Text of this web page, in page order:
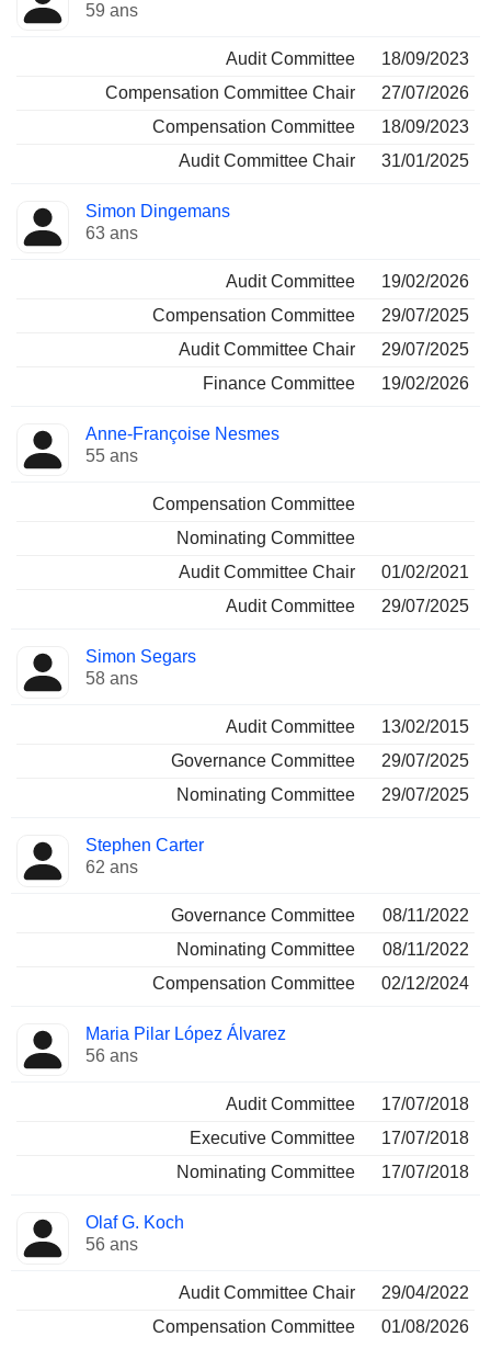
59 ans
Audit Committee
18/09/2023
Compensation Committee Chair
27/07/2026
Compensation Committee
18/09/2023
Audit Committee Chair
31/01/2025
Simon Dingemans
63 ans
Audit Committee
19/02/2026
Compensation Committee
29/07/2025
Audit Committee Chair
29/07/2025
Finance Committee
19/02/2026
Anne-Françoise Nesmes
55 ans
Compensation Committee
Nominating Committee
Audit Committee Chair
01/02/2021
Audit Committee
29/07/2025
Simon Segars
58 ans
Audit Committee
13/02/2015
Governance Committee
29/07/2025
Nominating Committee
29/07/2025
Stephen Carter
62 ans
Governance Committee
08/11/2022
Nominating Committee
08/11/2022
Compensation Committee
02/12/2024
Maria Pilar López Álvarez
56 ans
Audit Committee
17/07/2018
Executive Committee
17/07/2018
Nominating Committee
17/07/2018
Olaf G. Koch
56 ans
Audit Committee Chair
29/04/2022
Compensation Committee
01/08/2026